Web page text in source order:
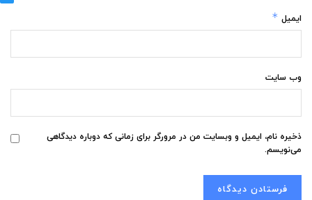
ایمیل *
وب‌ سایت
ذخیره نام، ایمیل و وبسایت من در مرورگر برای زمانی که دوباره دیدگاهی
می‌نویسم.